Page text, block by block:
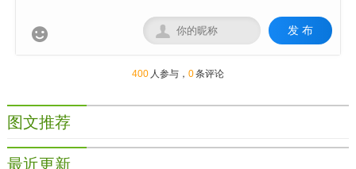
 发 布

400 人参与， 0条评论
图文推荐
最近更新